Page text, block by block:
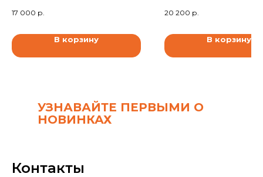
17 000 р.
В корзину
20 200 р.
В корзину
УЗНАВАЙТЕ ПЕРВЫМИ О
НОВИНКАХ
Контакты